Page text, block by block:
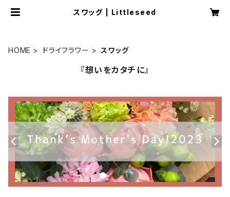
スワッグ | Littleseed
HOME ドライフラワー スワッグ
『想いをカタチに』